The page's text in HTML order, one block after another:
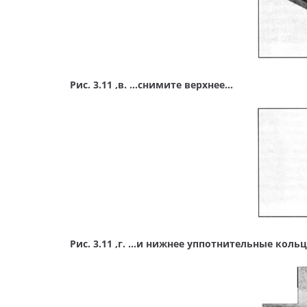
Рис. 3.11 ,в. …снимите верхнее…
Рис. 3.11 ,г. …и нижнее уппотнительные